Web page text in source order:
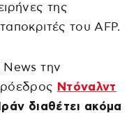
της
του AFP.
News την
Ντόναλντ
διαθέτει ακόμα